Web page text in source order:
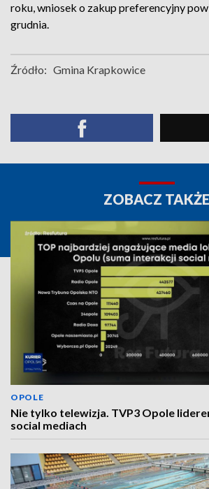
roku, wniosek o zakup preferencyjny
grudnia.
Źródło: Gmina Krapkowice
ZOBACZ TAKŻE
OPOLE
Nie tylko telewizja. TVP3 Opole
social mediach